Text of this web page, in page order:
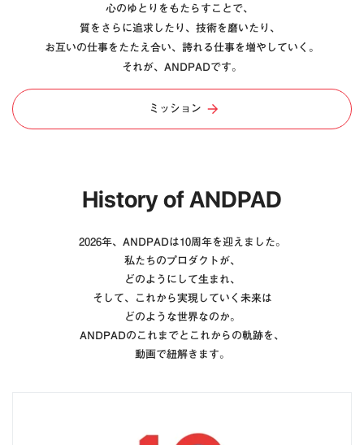
心のゆとりをもたらすことで、
質をさらに追求したり、技術を磨いたり、
お互いの仕事をたたえ合い、誇れる仕事を増やしていく。
それが、ANDPADです。
ミッション
History of ANDPAD
2026年、ANDPADは10周年を迎えました。
私たちのプロダクトが、
どのようにして生まれ、
そして、これから実現していく未来は
どのような世界なのか。
ANDPADのこれまでとこれからの軌跡を、
動画で紐解きます。